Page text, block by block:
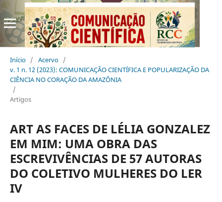
Início / Acervo /
v. 1 n. 12 (2023): COMUNICAÇÃO CIENTÍFICA E POPULARIZAÇÃO DA
CIÊNCIA NO CORAÇÃO DA AMAZÔNIA
/
Artigos
ART AS FACES DE LÉLIA GONZALEZ
EM MIM: UMA OBRA DAS
ESCREVIVÊNCIAS DE 57 AUTORAS
DO COLETIVO MULHERES DO LER
IV